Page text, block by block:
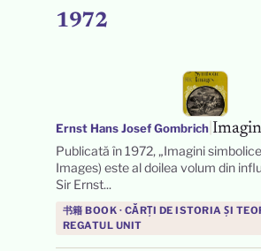
1972
Ernst Hans Josef Gombrich|
Publicată în 1972, „Imagini
Images) este al doilea volum din
Sir Ernst...
书籍 BOOK · CĂRȚI DE ISTORIA ȘI
REGATUL UNIT